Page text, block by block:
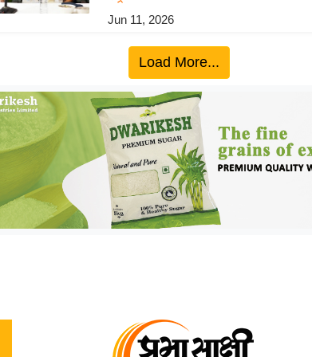
Jun 11, 2026
Load More...